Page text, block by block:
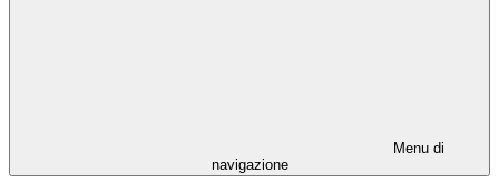
Menu di
navigazione